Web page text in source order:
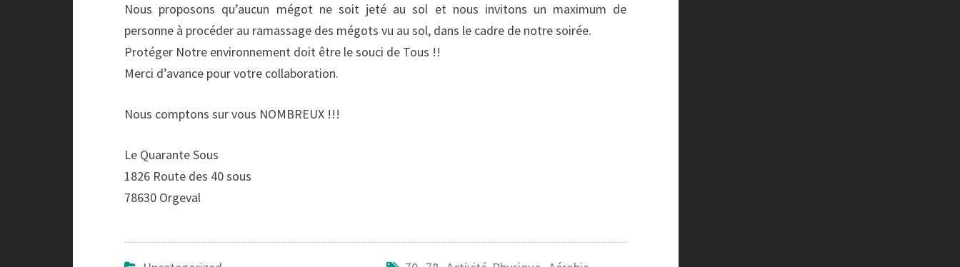
Nous proposons qu’aucun mégot ne soit jeté au sol et nous invitons un maximum de
personne à procéder au ramassage des mégots vu au sol, dans le cadre de notre soirée.
Protéger Notre environnement doit être le souci de Tous !!
Merci d’avance pour votre collaboration.
Nous comptons sur vous NOMBREUX !!!
Le Quarante Sous
1826 Route des 40 sous
78630 Orgeval